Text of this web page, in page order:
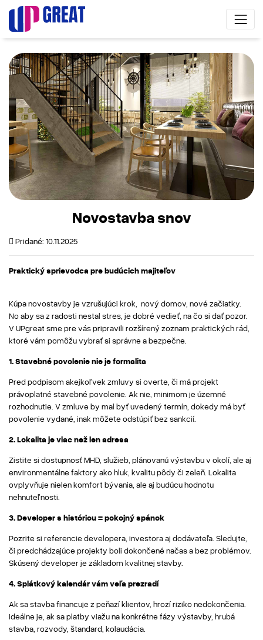
Novostavba snov
Pridané: 10.11.2025
Praktický sprievodca pre budúcich majiteľov
Kúpa novostavby je vzrušujúci krok, nový domov, nové začiatky.
No aby sa z radosti nestal stres, je dobré vedieť, na čo si dať pozor.
V UPgreat sme pre vás pripravili rozšírený zoznam praktických rád,
ktoré vám pomôžu vybrať si správne a bezpečne.
1. Stavebné povolenie nie je formalita
Pred podpisom akejkoľvek zmluvy si overte, či má projekt
právoplatné stavebné povolenie. Ak nie, minimom je územné
rozhodnutie. V zmluve by mal byť uvedený termín, dokedy má byť
povolenie vydané, inak môžete odstúpiť bez sankcií.
2. Lokalita je viac než len adresa
Zistite si dostupnosť MHD, služieb, plánovanú výstavbu v okolí, ale aj
environmentálne faktory ako hluk, kvalitu pôdy či zeleň. Lokalita
ovplyvňuje nielen komfort bývania, ale aj budúcu hodnotu
nehnuteľnosti.
3. Developer s históriou = pokojný spánok
Pozrite si referencie developera, investora aj dodávateľa. Sledujte,
či predchádzajúce projekty boli dokončené načas a bez problémov.
Skúsený developer je základom kvalitnej stavby.
4. Splátkový kalendár vám veľa prezradí
Ak sa stavba financuje z peňazí klientov, hrozí riziko nedokončenia.
Ideálne je, ak sa platby viažu na konkrétne fázy výstavby, hrubá
stavba, rozvody, štandard, kolaudácia.